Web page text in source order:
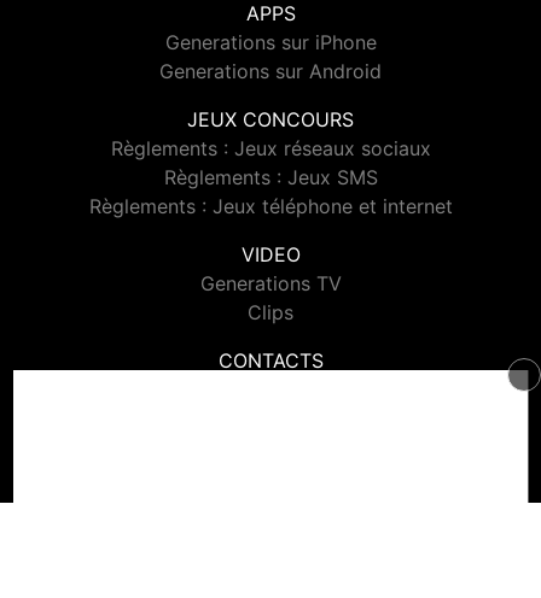
APPS
Generations sur iPhone
Generations sur Android
JEUX CONCOURS
Règlements : Jeux réseaux sociaux
Règlements : Jeux SMS
Règlements : Jeux téléphone et internet
VIDEO
Generations TV
Clips
CONTACTS